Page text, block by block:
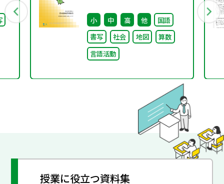
小 中 高 他
国語
書写
社会 地図
算数
言語活動
授業に役立つ資料集